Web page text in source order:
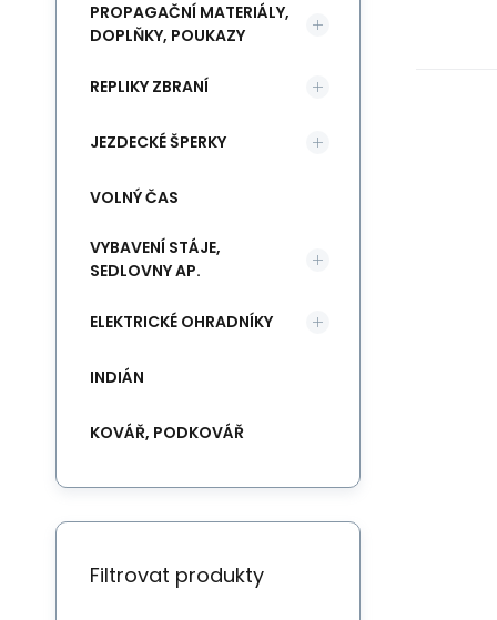
PROPAGAČNÍ MATERIÁLY,
DOPLŇKY, POUKAZY
REPLIKY ZBRANÍ
JEZDECKÉ ŠPERKY
VOLNÝ ČAS
VYBAVENÍ STÁJE,
SEDLOVNY AP.
ELEKTRICKÉ OHRADNÍKY
INDIÁN
KOVÁŘ, PODKOVÁŘ
Filtrovat produkty